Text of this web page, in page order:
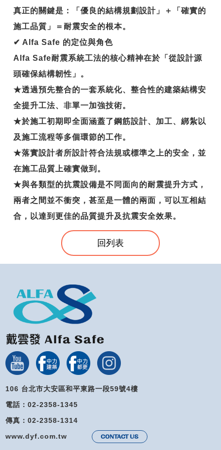
真正的關鍵是：
「優良的結構規劃設計」＋「確實的
施工品質」＝耐震安全的根本。
✔ Alfa Safe 的定位與角色
Alfa Safe耐震系統工法的核心精神在於「從設計源
頭確保結構韌性」。
★透過預先整合的一套系統化、整合性的建築結構安
全提升工法、非單一加強技術。
★於施工初期即全面涵蓋了鋼筋設計、加工、綁紮以
及施工流程等多個環節的工作。
★落實設計者所設計符合法規或標準之上的安全，並
在施工品質上確實做到。
★與各類型的抗震設備是不同面向的耐震提升方式，
兩者之間並不衝突，甚至是一體的兩面，可以互相結
合，以達到更佳的品質提升及抗震安全效果。
回列表
106 台北市大安區和平東路一段59號4樓
電話：02-2358-1345
傳真：02-2358-1314
www.dyf.com.tw
CONTACT US